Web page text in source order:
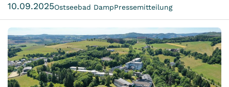
10.09.2025Ostseebad DampPressemitteilung